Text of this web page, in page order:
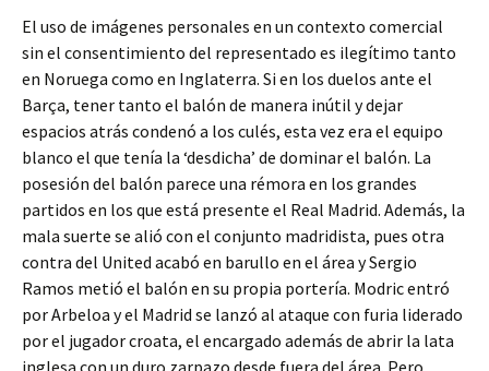
El uso de imágenes personales en un contexto comercial
sin el consentimiento del representado es ilegítimo tanto
en Noruega como en Inglaterra. Si en los duelos ante el
Barça, tener tanto el balón de manera inútil y dejar
espacios atrás condenó a los culés, esta vez era el equipo
blanco el que tenía la ‘desdicha’ de dominar el balón. La
posesión del balón parece una rémora en los grandes
partidos en los que está presente el Real Madrid. Además, la
mala suerte se alió con el conjunto madridista, pues otra
contra del United acabó en barullo en el área y Sergio
Ramos metió el balón en su propia portería. Modric entró
por Arbeloa y el Madrid se lanzó al ataque con furia liderado
por el jugador croata, el encargado además de abrir la lata
inglesa con un duro zarpazo desde fuera del área. Pero